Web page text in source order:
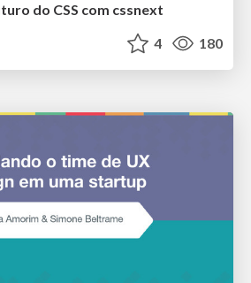
do CSS com cssnext
4 180